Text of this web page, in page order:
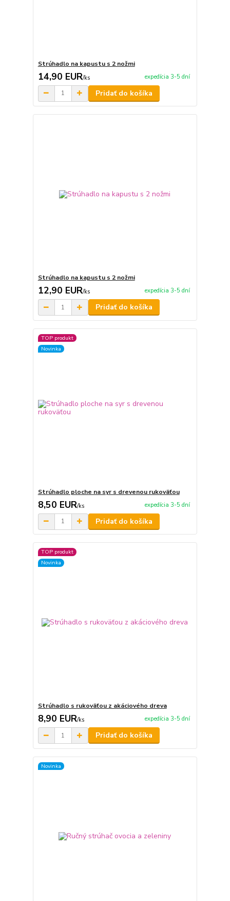
Strúhadlo na kapustu s 2 nožmi
14,90 EUR/ks expedícia 3-5 dní
Pridať do košíka
Strúhadlo na kapustu s 2 nožmi
12,90 EUR/ks expedícia 3-5 dní
Pridať do košíka
TOP produkt
Novinka
Strúhadlo ploche na syr s drevenou rukoväťou
8,50 EUR/ks expedícia 3-5 dní
Pridať do košíka
TOP produkt
Novinka
Strúhadlo s rukoväťou z akáciového dreva
8,90 EUR/ks expedícia 3-5 dní
Pridať do košíka
Novinka